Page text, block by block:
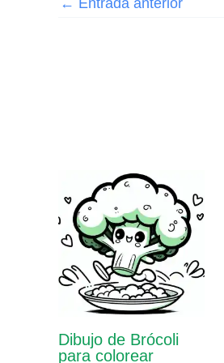
← Entrada anterior
Dibujo de Brócoli
para colorear